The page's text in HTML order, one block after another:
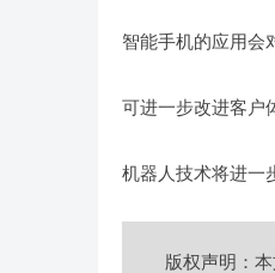
智能手机的应用会
可进一步改进客户
机器人技术将进一
版权声明：